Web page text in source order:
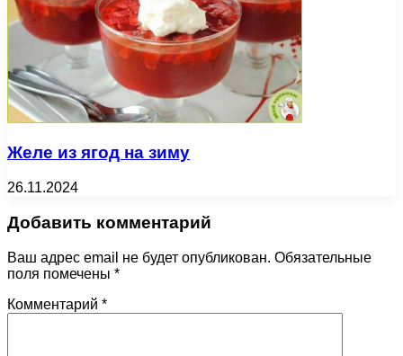
Желе из ягод на зиму
26.11.2024
Добавить комментарий
Ваш адрес email не будет опубликован. Обязательные
поля помечены *
Комментарий *